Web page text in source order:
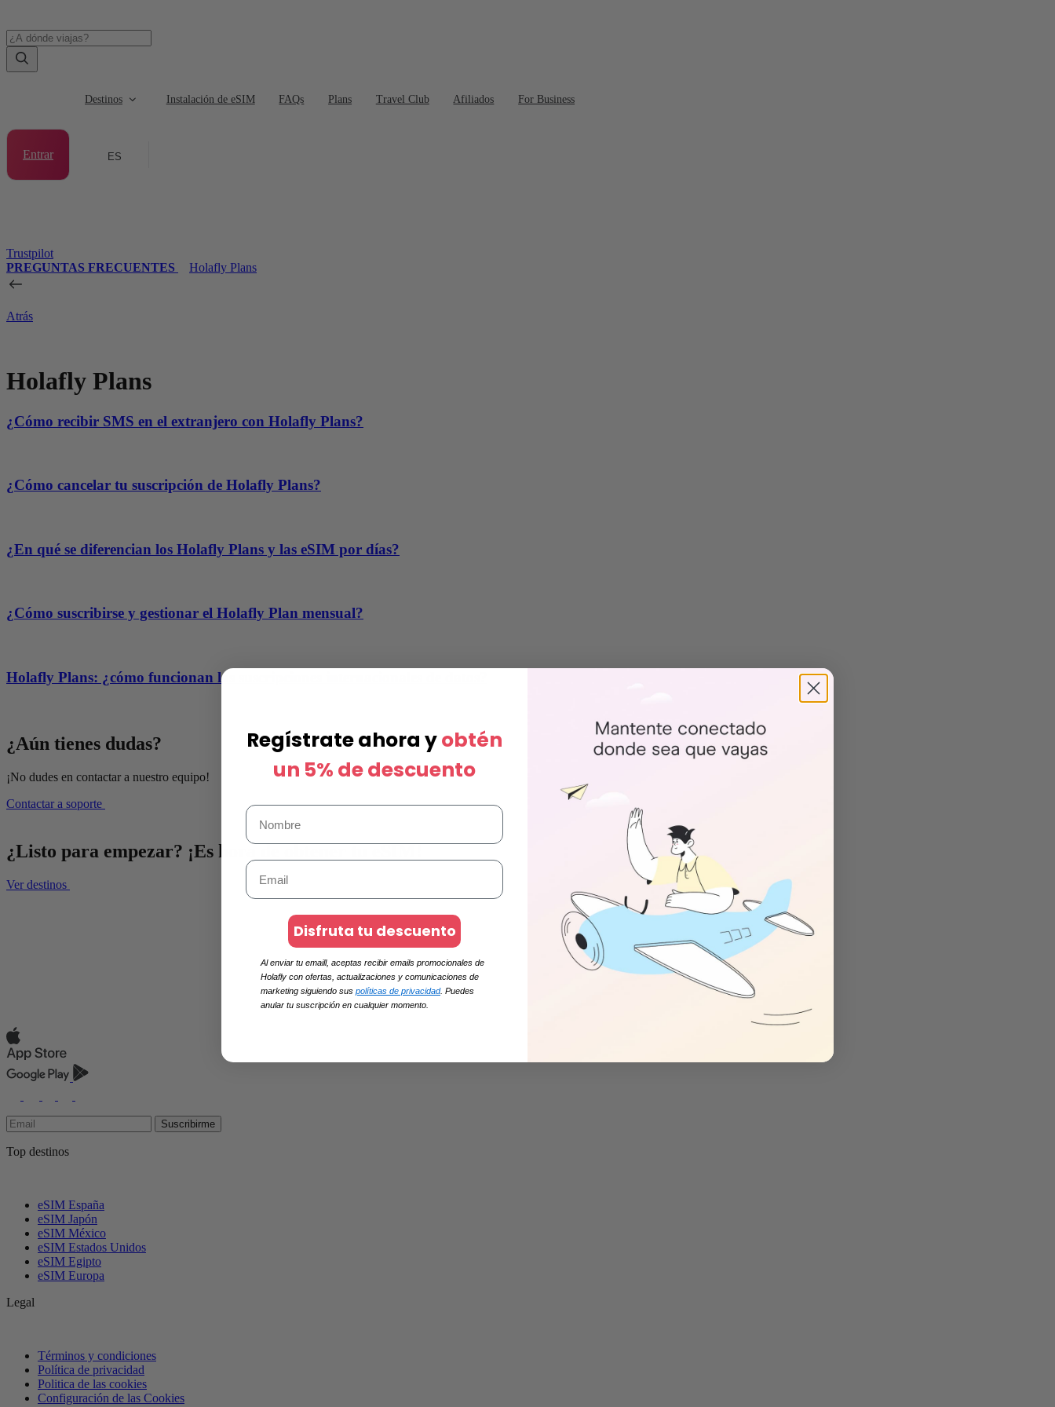
Destinos Instalación de eSIM FAQs Plans Travel Club Afiliados For Business
Entrar ES
Trustpilot
PREGUNTAS FRECUENTES
Holafly Plans
Atrás
Holafly Plans
¿Cómo recibir SMS en el extranjero con Holafly Plans?
¿Cómo cancelar tu suscripción de Holafly Plans?
¿En qué se diferencian los Holafly Plans y las eSIM por días?
¿Cómo suscribirse y gestionar el Holafly Plan mensual?
Holafly Plans: ¿cómo funcionan las suscripciones internacionales de datos?
¿Aún tienes dudas?
¡No dudes en contactar a nuestro equipo!
Contactar a soporte
¿Listo para empezar? ¡Es hora de obtener tu eSIM!
Ver destinos
Suscribirme
Top destinos
eSIM España
eSIM Japón
eSIM México
eSIM Estados Unidos
eSIM Egipto
eSIM Europa
Legal
Términos y condiciones
Política de privacidad
Politica de las cookies
Configuración de las Cookies
Regístrate ahora yobtén
un 5% de descuento
Disfruta tu descuento
Al enviar tu emaill, aceptas recibir emails promocionales de
Holafly con ofertas, actualizaciones y comunicaciones de
marketing siguiendo sus políticas de privacidad. Puedes
anular tu suscripción en cualquier momento.